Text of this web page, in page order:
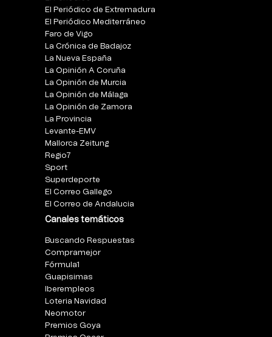
El Periódico de Extremadura
El Periódico Mediterráneo
Faro de Vigo
La Crónica de Badajoz
La Nueva España
La Opinión A Coruña
La Opinión de Murcia
La Opinión de Málaga
La Opinión de Zamora
La Provincia
Levante-EMV
Mallorca Zeitung
Regio7
Sport
Superdeporte
El Correo Gallego
El Correo de Andalucia
Canales temáticos
Buscando Respuestas
Compramejor
Fórmula1
Guapisimas
Iberempleos
Loteria Navidad
Neomotor
Premios Goya